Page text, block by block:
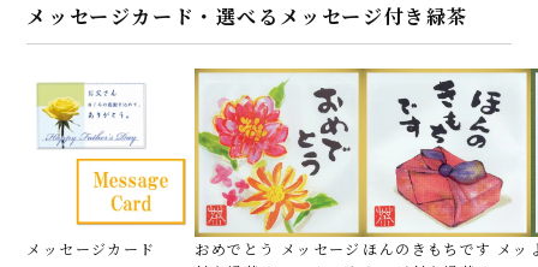
次に、ほろほろ感。
崩れて食べづらいということはなく、滑らか
になっていく舌触りの良い生地です。
初めて「抹茶風」ではなく「本物の抹茶」の
菓子と出会えました。主張しすぎることのな
い見た目、お味。
贈り物としてもぴったりです。
メッセージカード・選べるメッセージ付き緑茶
メッセージカード
おめでとう メッセージ ほんのきもちです メッ